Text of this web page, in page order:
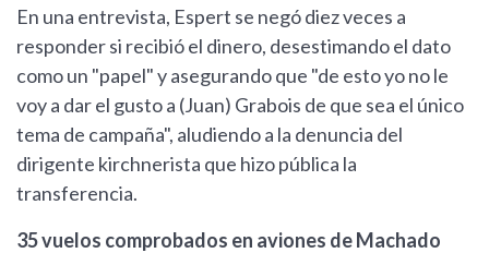
En una entrevista, Espert se negó diez veces a
responder si recibió el dinero, desestimando el dato
como un "papel" y asegurando que "de esto yo no le
voy a dar el gusto a (Juan) Grabois de que sea el único
tema de campaña", aludiendo a la denuncia del
dirigente kirchnerista que hizo pública la
transferencia.
35 vuelos comprobados en aviones de Machado